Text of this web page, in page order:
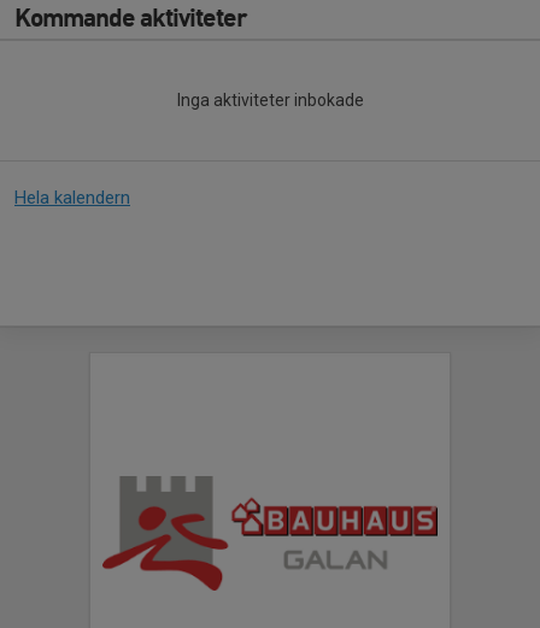
Kommande aktiviteter
Inga aktiviteter inbokade
Hela kalendern